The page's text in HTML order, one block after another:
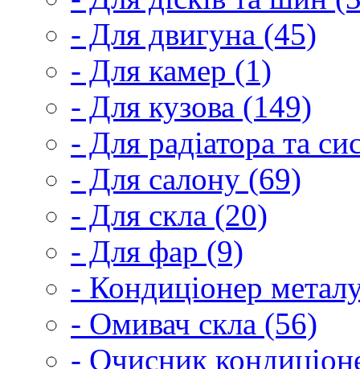
- Для двигуна (45)
- Для камер (1)
- Для кузова (149)
- Для радіатора та
- Для салону (69)
- Для скла (20)
- Для фар (9)
- Кондиціонер
- Омивач скла (56)
- Очисник